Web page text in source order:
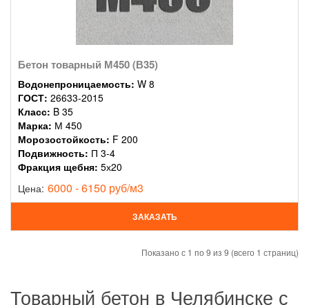
Бетон товарный М450 (В35)
Водонепроницаемость: W 8
ГОСТ: 26633-2015
Класс: B 35
Марка: М 450
Морозостойкость: F 200
Подвижность: П 3-4
Фракция щебня: 5х20
Цена: 6000 - 6150 руб/м3
ЗАКАЗАТЬ
Показано с 1 по 9 из 9 (всего 1 страниц)
Товарный бетон в Челябинске с